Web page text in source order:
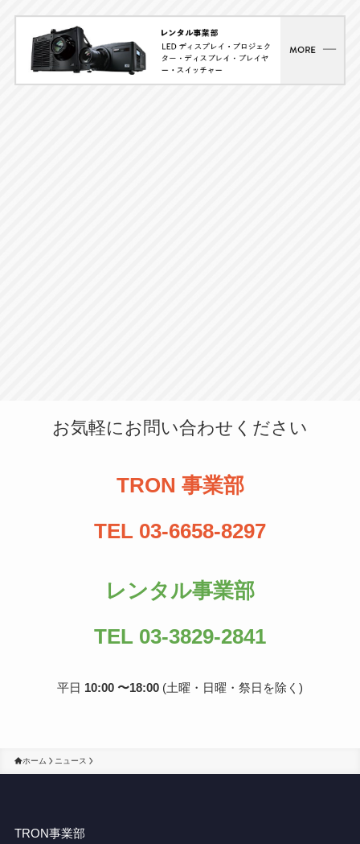
お気軽にお問い合わせください
TRON 事業部
TEL 03-6658-8297
レンタル事業部
TEL 03-3829-2841
平日 10:00 〜18:00 (土曜・日曜・祭日を除く)
ホーム ニュース
TRON事業部